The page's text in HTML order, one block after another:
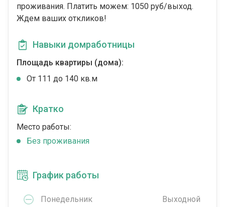
проживания. Платить можем: 1050 руб/выход.
Ждем ваших откликов!
Навыки домработницы
Площадь квартиры (дома):
От 111 до 140 кв.м
Кратко
Место работы:
Без проживания
График работы
Понедельник Выходной